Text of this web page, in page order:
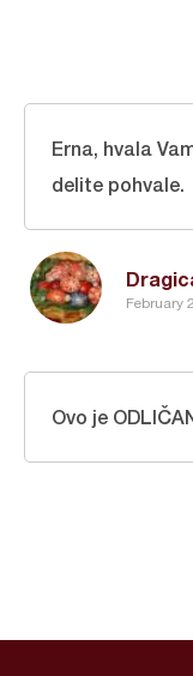
February
Erna, hvala
delite pohvale.
Ovo je